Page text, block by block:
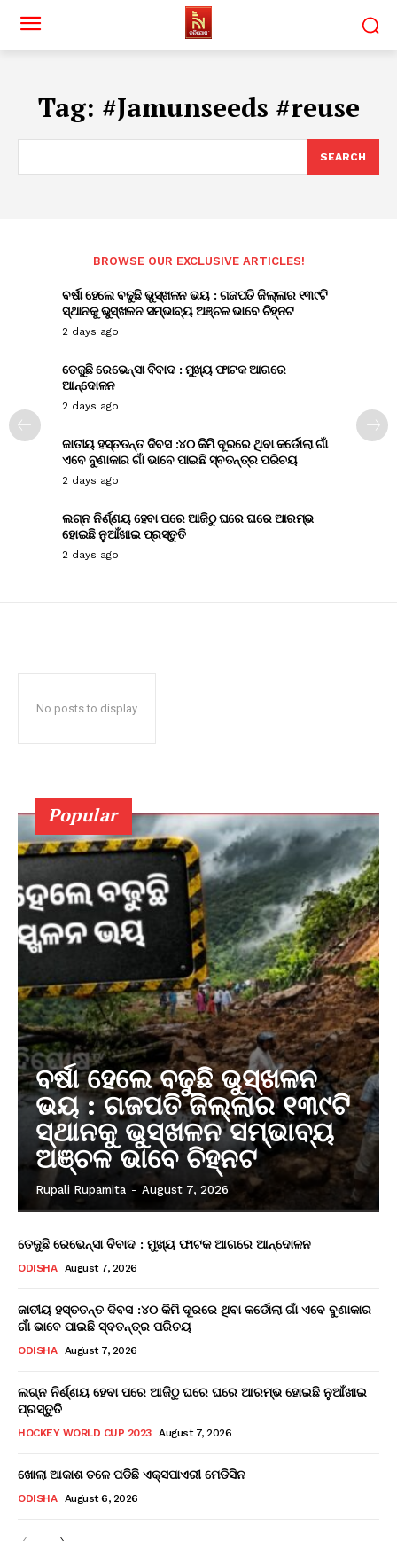
Tag: #Jamunseeds #reuse
SEARCH
BROWSE OUR EXCLUSIVE ARTICLES!
ବର୍ଷା ହେଲେ ବଢୁଛି ଭୁସ୍ଖଳନ ଭୟ : ଗଜପତି ଜିଲ୍ଲାର ୧୩୯ଟି
ସ୍ଥାନକୁ ଭୁସ୍ଖଳନ ସମ୍ଭାବ୍ୟ ଅଞ୍ଚଳ ଭାବେ ଚିହ୍ନଟ
2 days ago
ତେଜୁଛି ରେଭେନ୍ସା ବିବାଦ : ମୁଖ୍ୟ ଫାଟକ ଆଗରେ
ଆନ୍ଦୋଳନ
2 days ago
ଜାତୀୟ ହସ୍ତତନ୍ତ ଦିବସ :୪୦ କିମି ଦୂରରେ ଥିବା କର୍ଡୋଲା ଗାଁ
ଏବେ ବୁଣାକାର ଗାଁ ଭାବେ ପାଇଛି ସ୍ବତନ୍ତ୍ର ପରିଚୟ
2 days ago
ଲଗ୍ନ ନିର୍ଣ୍ଣୟ ହେବା ପରେ ଆଜିଠୁ ଘରେ ଘରେ ଆରମ୍ଭ
ହୋଇଛି ନୁଆଁଖାଇ ପ୍ରସ୍ତୁତି
2 days ago
No posts to display
Popular
ବର୍ଷା ହେଲେ ବଢୁଛି ଭୁସ୍ଖଳନ
ଭୟ : ଗଜପତି ଜିଲ୍ଲାର ୧୩୯ଟି
ସ୍ଥାନକୁ ଭୁସ୍ଖଳନ ସମ୍ଭାବ୍ୟ
ଅଞ୍ଚଳ ଭାବେ ଚିହ୍ନଟ
Rupali Rupamita - August 7, 2026
ତେଜୁଛି ରେଭେନ୍ସା ବିବାଦ : ମୁଖ୍ୟ ଫାଟକ ଆଗରେ ଆନ୍ଦୋଳନ
ODISHA August 7, 2026
ଜାତୀୟ ହସ୍ତତନ୍ତ ଦିବସ :୪୦ କିମି ଦୂରରେ ଥିବା କର୍ଡୋଲା ଗାଁ ଏବେ ବୁଣାକାର
ଗାଁ ଭାବେ ପାଇଛି ସ୍ବତନ୍ତ୍ର ପରିଚୟ
ODISHA August 7, 2026
ଲଗ୍ନ ନିର୍ଣ୍ଣୟ ହେବା ପରେ ଆଜିଠୁ ଘରେ ଘରେ ଆରମ୍ଭ ହୋଇଛି ନୁଆଁଖାଇ
ପ୍ରସ୍ତୁତି
HOCKEY WORLD CUP 2023 August 7, 2026
ଖୋଲା ଆକାଶ ତଳେ ପଡିଛି ଏକ୍ସପାଏରୀ ମେଡିସିନ
ODISHA August 6, 2026